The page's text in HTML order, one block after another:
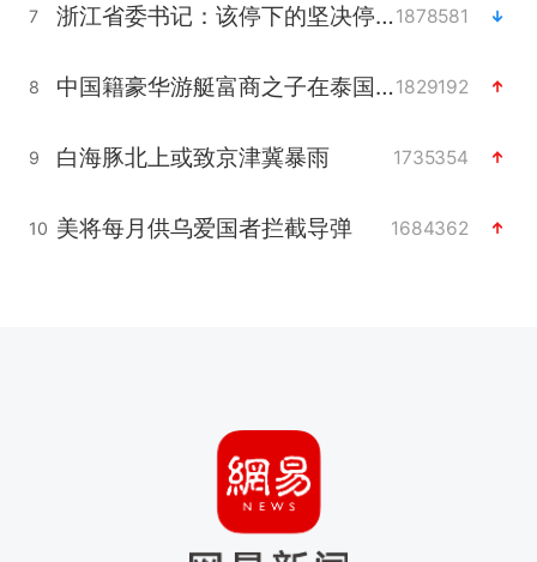
7 浙江省委书记：该停下的坚决停下来1878581
8 中国籍豪华游艇富商之子在泰国被杀1829192
9 白海豚北上或致京津冀暴雨 1735354
10 美将每月供乌爱国者拦截导弹 1684362